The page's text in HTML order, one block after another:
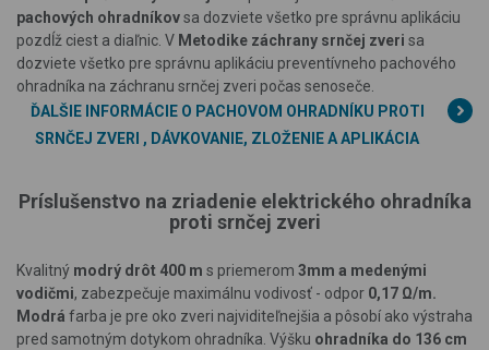
pachových ohradníkovsa dozviete všetko pre správnu aplikáciu
pozdĺž ciest a diaľnic. V Metodike záchrany srnčej zveri sa
dozviete všetko pre správnu aplikáciu preventívneho pachového
ohradníka na záchranu srnčej zveri počas senoseče.
ĎALŠIE INFORMÁCIE O PACHOVOM OHRADNÍKU PROTI
SRNČEJ ZVERI , DÁVKOVANIE, ZLOŽENIE A APLIKÁCIA
Príslušenstvo na zriadenie elektrického ohradníka
proti srnčej zveri
Kvalitný modrý drôt 400 m s priemerom 3mm a medenými
vodičmi, zabezpečuje maximálnu vodivosť - odpor 0,17 Ω/m.
Modrá farba je pre oko zveri najviditeľnejšia a pôsobí ako výstraha
pred samotným dotykom ohradníka. Výšku ohradníka do 136 cm